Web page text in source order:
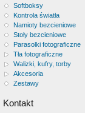
Softboksy
Kontrola światła
Namioty bezcieniowe
Stoły bezcieniowe
Parasolki fotograficzne
Tła fotograficzne
Walizki, kufry, torby
Akcesoria
Zestawy
Kontakt